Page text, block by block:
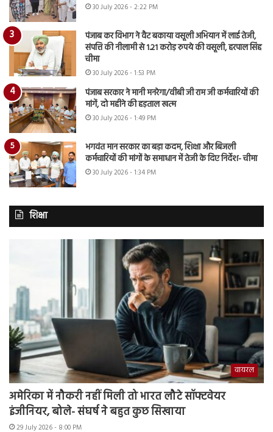
30 July 2026 - 2:22 PM
पंजाब कर विभाग ने वैट बकाया वसूली अभियान में लाई तेजी,
संपत्ति की नीलामी से 1.21 करोड़ रुपये की वसूली, हरपाल सिंह
चीमा
30 July 2026 - 1:53 PM
पंजाब सरकार ने मानी मनरेगा/वीबी जी राम जी कर्मचारियों की
मांगें, दो महीने की हड़ताल खत्म
30 July 2026 - 1:49 PM
भगवंत मान सरकार का बड़ा कदम, शिक्षा और बिजली
कर्मचारियों की मांगों के समाधान में तेजी के दिए निर्देश- चीमा
30 July 2026 - 1:34 PM
शिक्षा
वायरल
अमेरिका में नौकरी नहीं मिली तो भारत लौटे सॉफ्टवेयर
इंजीनियर, बोले- संघर्ष ने बहुत कुछ सिखाया
29 July 2026 - 8:00 PM